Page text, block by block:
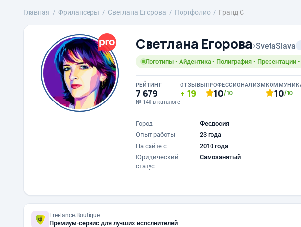
Главная Фрилансеры Светлана Егорова Портфолио Гранд С
Светлана Егорова›SvetaSlava
Логотипы • Айдентика • Полиграфия • Презентации
РЕЙТИНГ
7 679
№ 140 в каталоге
ОТЗЫВЫ
19
ПРОФЕССИОНАЛИЗМ
10/10 10/10
Город
Феодосия
Опыт работы
23 года
На сайте с
2010 года
Юридический
статус
Самозанятый
Freelance.Boutique
Премиум-сервис для лучших исполнителей